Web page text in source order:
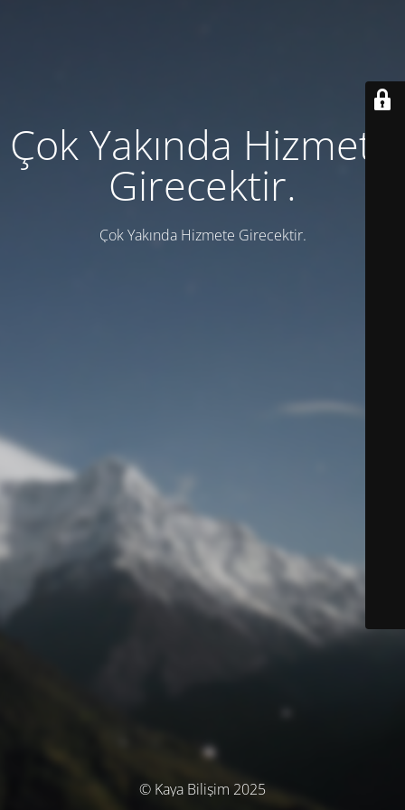
Çok Yakında Hizmete
Girecektir.
Çok Yakında Hizmete Girecektir.
© Kaya Bilişim 2025